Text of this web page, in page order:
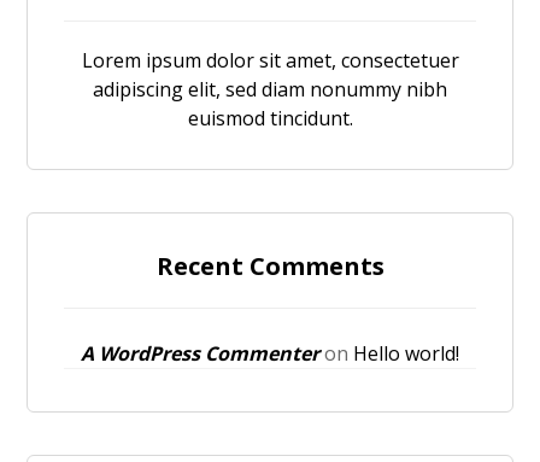
Lorem ipsum dolor sit amet, consectetuer
adipiscing elit, sed diam nonummy nibh
euismod tincidunt.
Recent Comments
A WordPress Commenteron Hello world!